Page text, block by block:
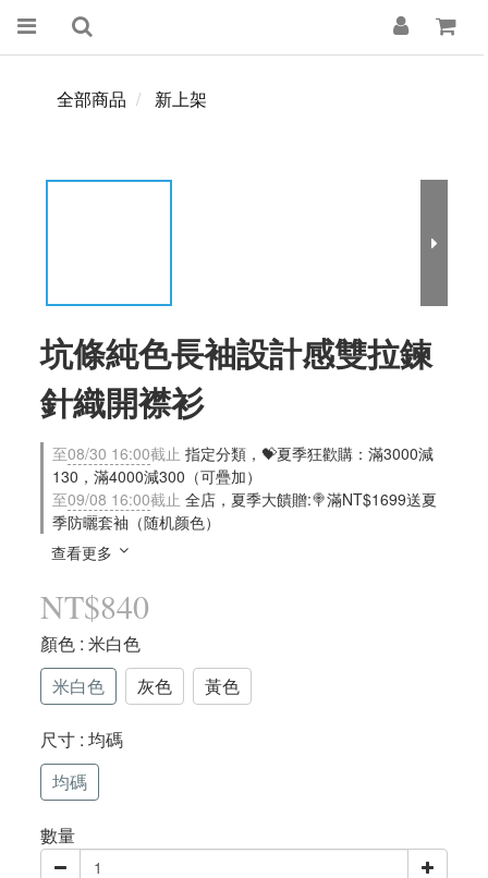
全部商品 新上架
坑條純色長袖設計感雙拉鍊
針織開襟衫
至08/30 16:00截止 指定分類，💝夏季狂歡購：滿3000減
130，滿4000減300（可疊加）
至09/08 16:00截止 全店，夏季大饋贈:🍭滿NT$1699送夏
季防曬套袖（随机颜色）
查看更多
NT$840
顏色 : 米白色
米白色
灰色 黃色
尺寸 : 均碼
均碼
數量